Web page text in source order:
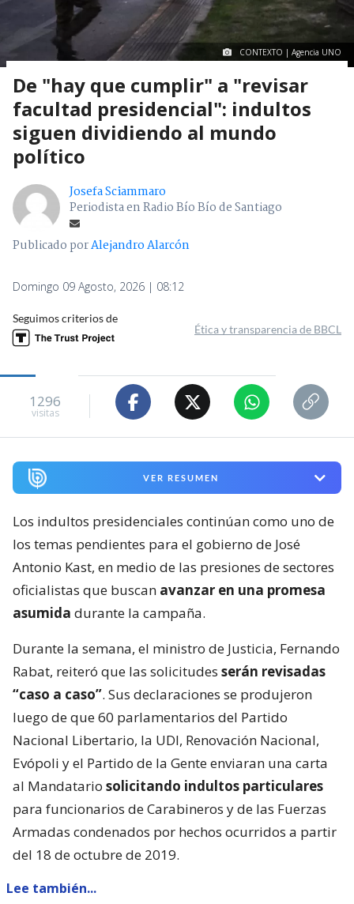
CONTEXTO | Agencia UNO
De "hay que cumplir" a "revisar
facultad presidencial": indultos
siguen dividiendo al mundo
político
Josefa Sciammaro
Periodista en Radio Bío Bío de Santiago
Publicado porAlejandro Alarcón
Domingo 09 Agosto, 2026 | 08:12
Seguimos criterios de
Ética y transparencia de BBCL
1296
visitas
VER RESUMEN
Los indultos presidenciales continúan como uno de
los temas pendientes para el gobierno de José
Antonio Kast, en medio de las presiones de sectores
oficialistas que buscan avanzar en una promesa
asumida durante la campaña.
Durante la semana, el ministro de Justicia, Fernando
Rabat, reiteró que las solicitudes serán revisadas
“caso a caso”. Sus declaraciones se produjeron
luego de que 60 parlamentarios del Partido
Nacional Libertario, la UDI, Renovación Nacional,
Evópoli y el Partido de la Gente enviaran una carta
al Mandatario solicitando indultos particulares
para funcionarios de Carabineros y de las Fuerzas
Armadas condenados por hechos ocurridos a partir
del 18 de octubre de 2019.
Lee también...